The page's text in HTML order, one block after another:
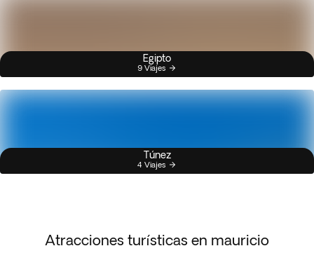
Egipto
9 Viajes
Túnez
4 Viajes
Atracciones turísticas en mauricio